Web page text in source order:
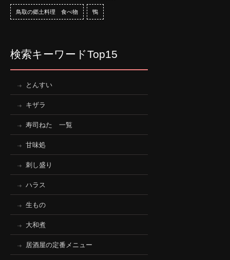
鳥取の郷土料理 食べ物 鴨
検索キーワードTop15
とんすい
キザラ
寿司ねた 一覧
甘味処
刺し盛り
ハラス
生もの
大和煮
居酒屋の定番メニュー